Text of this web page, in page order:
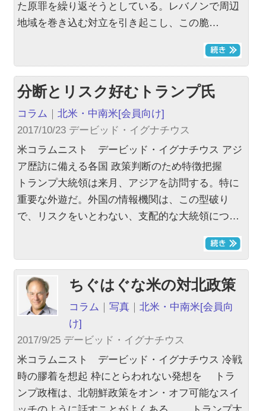
た原罪を繰り返そうとしている。レバノンで周辺
地域を巻き込む対立を引き起こし、この脆…
分断とリスク好むトランプ氏
コラム ｜北米・中南米[会員向け]
2017/10/23 デービッド・イグナチウス
米コラムニスト デービッド・イグナチウス アジ
ア歴訪に備える各国 政策判断のため特徴把握
トランプ大統領は来月、アジアを訪問する。特に
重要な外遊だ。外国の情報機関は、この型破り
で、リスクをいとわない、支配的な大統領につ…
ちぐはぐな米の対北政策
コラム ｜写真 ｜北米・中南米[会員向
け]
2017/9/25 デービッド・イグナチウス
米コラムニスト デービッド・イグナチウス 冷戦
時の膠着を想起 枠にとらわれない発想を トラ
ンプ政権は、北朝鮮政策をオン・オフ可能なスイ